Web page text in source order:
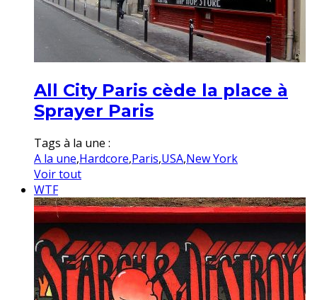
All City Paris cède la place à
Sprayer Paris
Tags à la une :
A la une,Hardcore,Paris,USA,New York
Voir tout
WTF